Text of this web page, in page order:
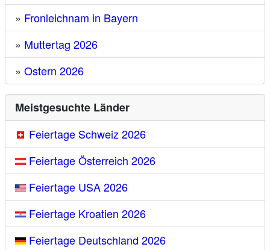
» Fronleichnam in Bayern
» Muttertag 2026
» Ostern 2026
Meistgesuchte Länder
Feiertage Schweiz 2026
Feiertage Österreich 2026
Feiertage USA 2026
Feiertage Kroatien 2026
Feiertage Deutschland 2026